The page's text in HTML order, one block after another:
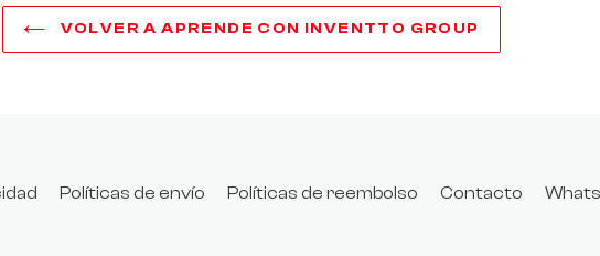
VOLVER A APRENDE CON INVENTTO GROUP
Políticas de envío Políticas de reembolso Contacto